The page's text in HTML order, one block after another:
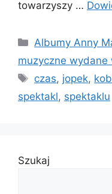
towarzyszy …
Kategorie
Albumy Anny
muzyczne wydane
Tagi
czas, jopek,
spektakl, spektaklu
Szukaj